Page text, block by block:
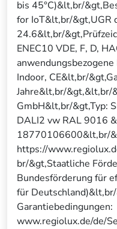
bis 45°C)&lt,br/
for IoT&lt,br/&gt,UGR
24.6&lt,br/
ENEC10 VDE, F, D,
Indoor, CE&lt,br/
Jahre&lt,br/&gt,&lt,br/
GmbH&lt,br/&gt,Typ:
DALI2 vw RAL 9016
18770106600&lt,br/
https://
br/&gt,Staatliche
Bundesförderung für
für
Garantiebedingungen:
www.regiolux.de/de/